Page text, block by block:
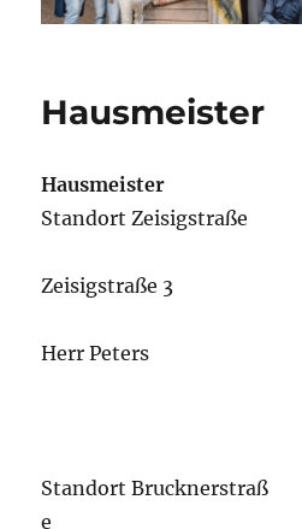
Hausmeister
Hausmeister
Standort Zeisigstraße
Zeisigstraße 3
Herr Peters
Standort Brucknerstraß
e